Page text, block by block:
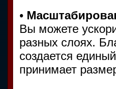
•
Вы можете
разных слоях.
создается
принимает